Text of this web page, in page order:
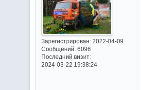
Зарегистрирован: 2022-04-09
Сообщений:6096
Последний визит:
2024-03-22 19:38:24